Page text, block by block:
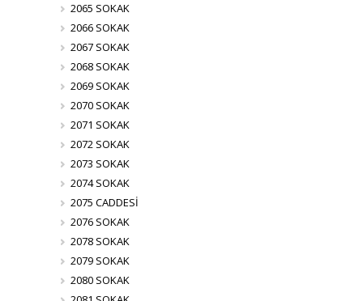
2065 SOKAK
2066 SOKAK
2067 SOKAK
2068 SOKAK
2069 SOKAK
2070 SOKAK
2071 SOKAK
2072 SOKAK
2073 SOKAK
2074 SOKAK
2075 CADDESİ
2076 SOKAK
2078 SOKAK
2079 SOKAK
2080 SOKAK